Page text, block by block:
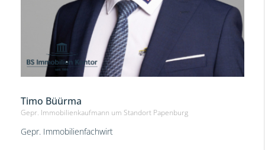
Timo Büürma
Gepr. Immobilienkaufmann um Standort Papenburg
Gepr. Immobilienfachwirt